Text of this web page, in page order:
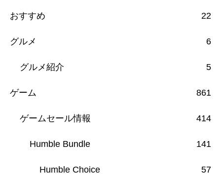
おすすめ 22
グルメ 6
グルメ紹介 5
ゲーム 861
ゲームセール情報 414
Humble Bundle 141
Humble Choice 57